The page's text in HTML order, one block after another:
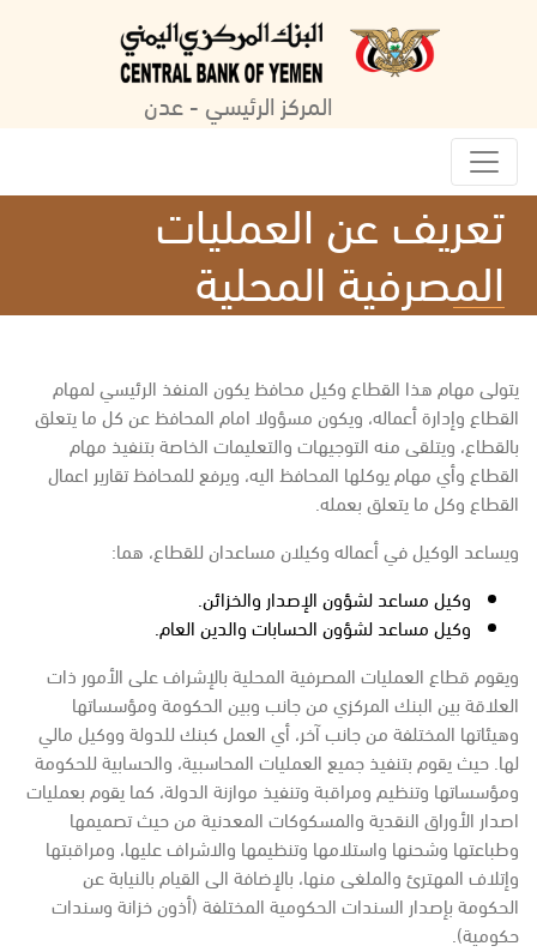
المركز الرئيسي - عدن
تعريف عن العمليات
المصرفية المحلية
يتولى مهام هذا القطاع وكيل محافظ يكون المنفذ الرئيسي لمهام
القطاع وإدارة أعماله، ويكون مسؤولا امام المحافظ عن كل ما يتعلق
بالقطاع، ويتلقى منه التوجيهات والتعليمات الخاصة بتنفيذ مهام
القطاع وأي مهام يوكلها المحافظ اليه، ويرفع للمحافظ تقارير اعمال
القطاع وكل ما يتعلق بعمله.
ويساعد الوكيل في أعماله وكيلان مساعدان للقطاع، هما:
وكيل مساعد لشؤون الإصدار والخزائن.
وكيل مساعد لشؤون الحسابات والدين العام.
ويقوم قطاع العمليات المصرفية المحلية بالإشراف على الأمور ذات
العلاقة بين البنك المركزي من جانب وبين الحكومة ومؤسساتها
وهيئاتها المختلفة من جانب آخر، أي العمل كبنك للدولة ووكيل مالي
لها. حيث يقوم بتنفيذ جميع العمليات المحاسبية، والحسابية للحكومة
ومؤسساتها وتنظيم ومراقبة وتنفيذ موازنة الدولة، كما يقوم بعمليات
اصدار الأوراق النقدية والمسكوكات المعدنية من حيث تصميمها
وطباعتها وشحنها واستلامها وتنظيمها والاشراف عليها، ومراقبتها
وإتلاف المهترئ والملغى منها، بالإضافة الى القيام بالنيابة عن
الحكومة بإصدار السندات الحكومية المختلفة (أذون خزانة وسندات
حكومية).